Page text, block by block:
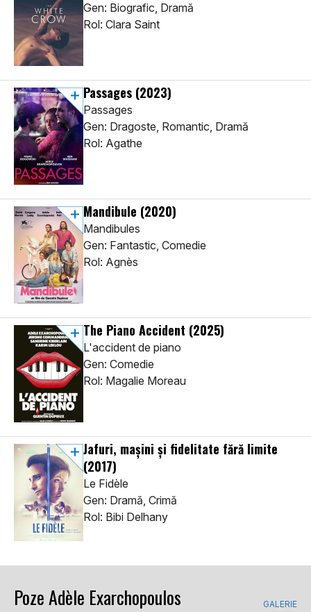
Gen: Biografic, Dramă
Rol: Clara Saint
Passages (2023)
Passages
Gen: Dragoste, Romantic, Dramă
Rol: Agathe
Mandibule (2020)
Mandibules
Gen: Fantastic, Comedie
Rol: Agnès
The Piano Accident (2025)
L'accident de piano
Gen: Comedie
Rol: Magalie Moreau
Jafuri, maşini şi fidelitate fără limite
(2017)
Le Fidèle
Gen: Dramă, Crimă
Rol: Bibi Delhany
Poze Adèle Exarchopoulos GALERIE